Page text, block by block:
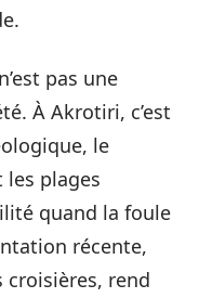
pas une
À Akrotiri, c’est
le
plages
quand la foule
récente,
croisières, rend